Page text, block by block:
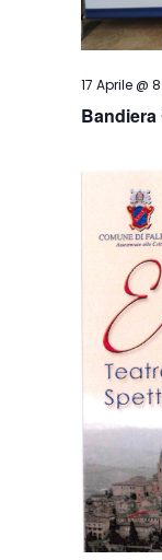
17 Aprile @